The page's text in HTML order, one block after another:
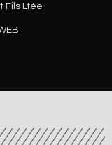
Fils Ltée